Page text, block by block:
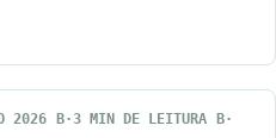
2026
3 MIN DE LEITURA